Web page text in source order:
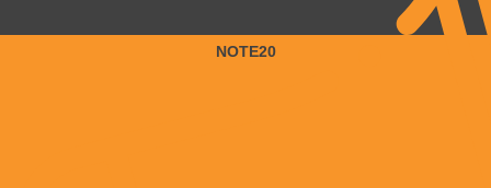
NOTE20